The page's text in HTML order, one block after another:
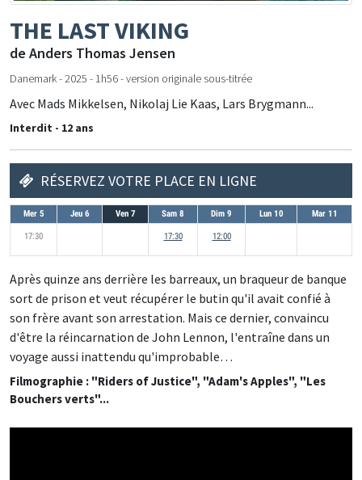
THE LAST VIKING
de Anders Thomas Jensen
Danemark - 2025 - 1h56 - version originale sous-titrée
Avec Mads Mikkelsen, Nikolaj Lie Kaas, Lars Brygmann...
Interdit - 12 ans
RÉSERVEZ VOTRE PLACE EN LIGNE
Mer 5 Jeu 6 Ven 7 Sam 8 Dim 9 Lun 10 Mar 11
17:30 17:30 12:00
Après quinze ans derrière les barreaux, un braqueur de banque
sort de prison et veut récupérer le butin qu'il avait confié à
son frère avant son arrestation. Mais ce dernier, convaincu
d'être la réincarnation de John Lennon, l'entraîne dans un
voyage aussi inattendu qu'improbable…
Filmographie : "Riders of Justice", "Adam's Apples", "Les
Bouchers verts"...